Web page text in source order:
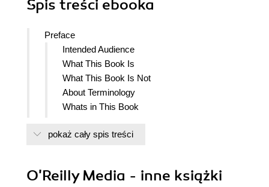
Spis treści ebooka
Preface
Intended Audience
What This Book Is
What This Book Is Not
About Terminology
Whats in This Book
Conventions Used in This Book
Acknowledgments
pokaż cały spis treści
O'Reilly Media - inne książki